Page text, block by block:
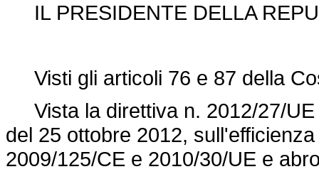
IL PRESIDENTE DELLA
Visti gli articoli 76 e 87 della
Vista la direttiva n. 2012/27/UE
del 25 ottobre 2012,
2009/125/CE e 2010/30/UE e